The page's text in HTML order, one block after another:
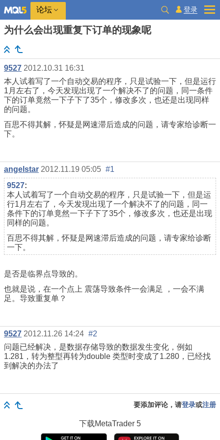
论坛 登录
为什么会出现重复下订单的现象呢
9527 2012.10.31 16:31
本人试着写了一个自动交易的程序，只是试验一下，但是运行
1月左右了，今天发现出现了一个解决不了的问题，同一条件
下的订单竟然一下子下了35个，修改多次，也还是出现同样
的问题。
百思不得其解，怀疑是网速滞后造成的问题，请专家给诊断一
下。
angelstar 2012.11.19 05:05 #1
9527:
本人试着写了一个自动交易的程序，只是试验一下，但是运
行1月左右了，今天发现出现了一个解决不了的问题，同一
条件下的订单竟然一下子下了35个，修改多次，也还是出现
同样的问题。
百思不得其解，怀疑是网速滞后造成的问题，请专家给诊断
一下。
是否是临界点导致的。
也就是说，在一个点上 震荡导致条件一会满足 ，一会不满
足。导致重复单？
9527 2012.11.26 14:24 #2
问题已经解决，是数据存储导致的数据发生变化，例如
1.281，转为整型再转为double 类型时变成了1.280，已经找
到解决的办法了
要添加评论，请登录或注册
下载MetaTrader 5